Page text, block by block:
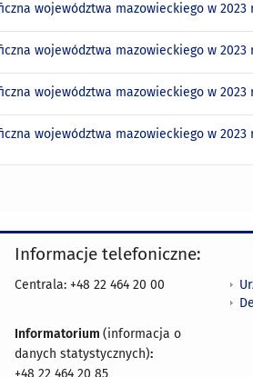
województwa mazowieckiego w 2023
województwa mazowieckiego w
województwa mazowieckiego w
województwa mazowieckiego w
Informacje telefoniczne:
Centrala: +48 22 464 20 00
Informatorium (informacja o
danych statystycznych):